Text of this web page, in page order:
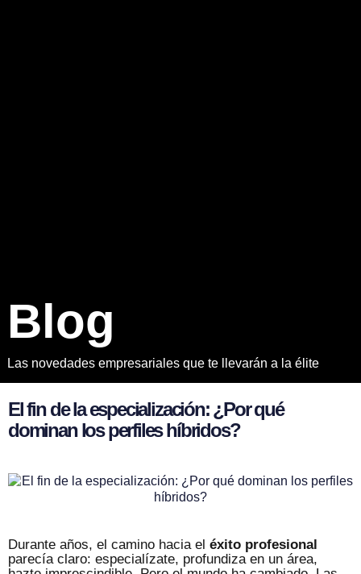
Blog
Las novedades empresariales que te llevarán a la élite
Elfin de la especialización: ¿Porqué
dominan los perfiles híbridos?
Durante años, el camino hacia el éxito profesional
parecía claro: especialízate, profundiza en un área,